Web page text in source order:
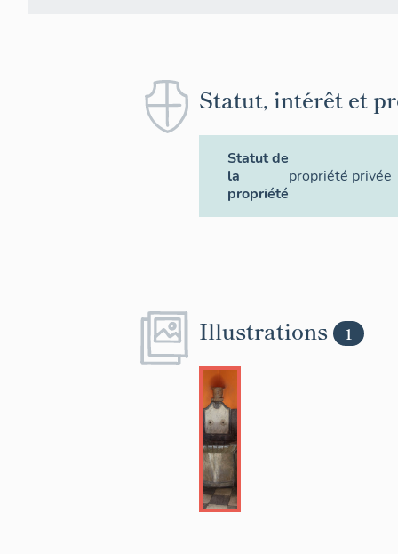
Statut, intérêt et
Statut de
la
propriété
propriété privée
Illustrations 1